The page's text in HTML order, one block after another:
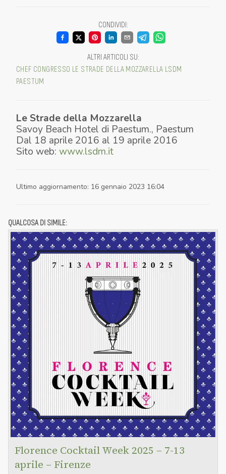
CONDIVIDI:
ALTRI ARTICOLI SU:
CHEF CONGRESSO LE STRADE DELLA MOZZARELLA LSDM
PAESTUM
Le Strade della Mozzarella
Savoy Beach Hotel di Paestum., Paestum
Dal 18 aprile 2016 al 19 aprile 2016
Sito web: www.lsdm.it
Ultimo aggiornamento: 16 gennaio 2023 16:04
QUALCOSA DI SIMILE:
Florence Cocktail Week 2025 – 7-13
aprile – Firenze